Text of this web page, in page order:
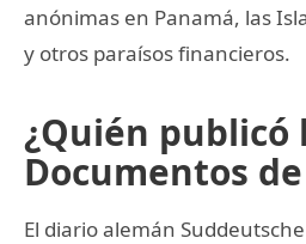
anónimas en Panamá, las
y otros paraísos financieros.
¿Quién publicó
Documentos
El diario alemán